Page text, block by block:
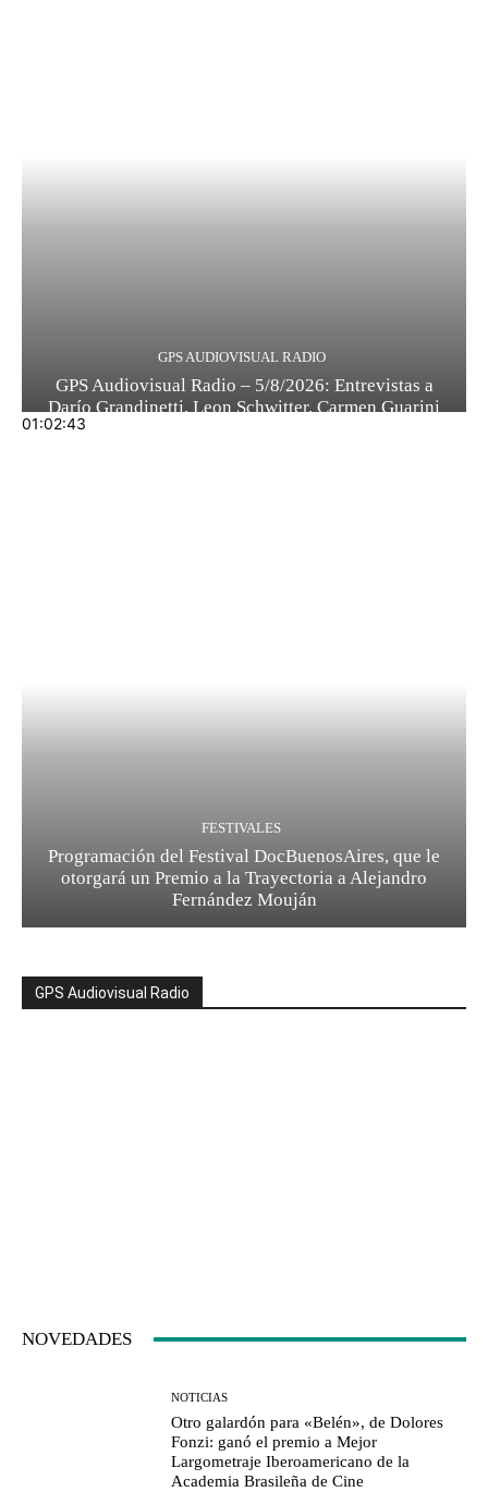
01:02:43
GPS AUDIOVISUAL RADIO
GPS Audiovisual Radio – 5/8/2026: Entrevistas a
Darío Grandinetti, Leon Schwitter, Carmen Guarini
FESTIVALES
Programación del Festival DocBuenosAires, que le
otorgará un Premio a la Trayectoria a Alejandro
Fernández Mouján
GPS Audiovisual Radio
NOVEDADES
NOTICIAS
Otro galardón para «Belén», de Dolores
Fonzi: ganó el premio a Mejor
Largometraje Iberoamericano de la
Academia Brasileña de Cine